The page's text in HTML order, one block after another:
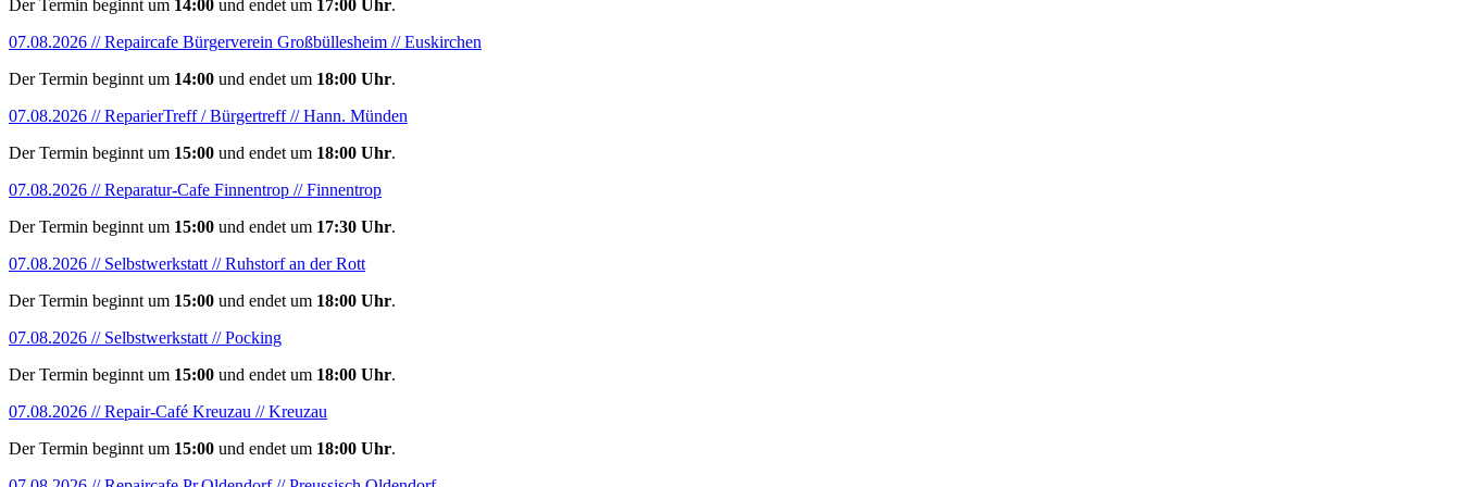
Der Termin beginnt um 14:00 und endet um 17:00 Uhr.
07.08.2026 // Repaircafe Bürgerverein Großbüllesheim // Euskirchen
Der Termin beginnt um 14:00 und endet um 18:00 Uhr.
07.08.2026 // ReparierTreff / Bürgertreff // Hann. Münden
Der Termin beginnt um 15:00 und endet um 18:00 Uhr.
07.08.2026 // Reparatur-Cafe Finnentrop // Finnentrop
Der Termin beginnt um 15:00 und endet um 17:30 Uhr.
07.08.2026 // Selbstwerkstatt // Ruhstorf an der Rott
Der Termin beginnt um 15:00 und endet um 18:00 Uhr.
07.08.2026 // Selbstwerkstatt // Pocking
Der Termin beginnt um 15:00 und endet um 18:00 Uhr.
07.08.2026 // Repair-Café Kreuzau // Kreuzau
Der Termin beginnt um 15:00 und endet um 18:00 Uhr.